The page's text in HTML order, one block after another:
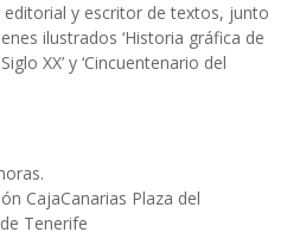
y escritor de textos, junto
ilustrados ‘Historia gráfica de
XX’ y ‘Cincuentenario del
CajaCanarias Plaza del
Tenerife